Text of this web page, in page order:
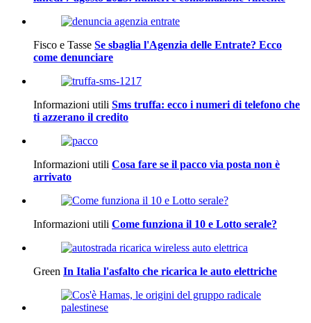
Fisco e Tasse Se sbaglia l'Agenzia delle Entrate? Ecco
come denunciare
Informazioni utili Sms truffa: ecco i numeri di telefono che
ti azzerano il credito
Informazioni utili Cosa fare se il pacco via posta non è
arrivato
Informazioni utili Come funziona il 10 e Lotto serale?
Green In Italia l'asfalto che ricarica le auto elettriche